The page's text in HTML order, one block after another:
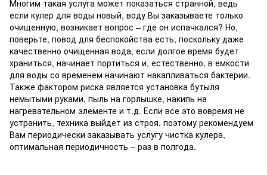
Многим такая услуга может показаться странной, ведь
если кулер для воды новый, воду Вы заказываете только
очищенную, возникает вопрос – где он испачкался? Но,
поверьте, повод для беспокойства есть, поскольку даже
качественно очищенная вода, если долгое время будет
храниться, начинает портиться и, естественно, в емкости
для воды со временем начинают накапливаться бактерии.
Также фактором риска является установка бутыля
немытыми руками, пыль на горлышке, накипь на
нагревательном элементе и т.д. Если все это вовремя не
устранить, техника выйдет из строя, поэтому рекомендуем
Вам периодически заказывать услугу чистка кулера,
оптимальная периодичность – раз в полгода.